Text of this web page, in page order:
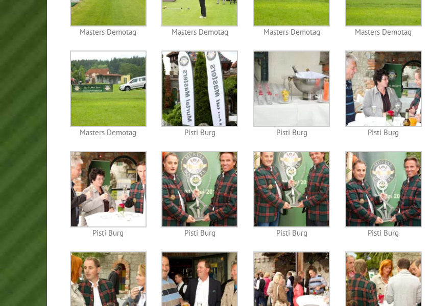
Masters Demotag Masters Demotag Masters Demotag Masters Demotag
Masters Demotag Pisti Burg Pisti Burg Pisti Burg
Pisti Burg Pisti Burg Pisti Burg Pisti Burg